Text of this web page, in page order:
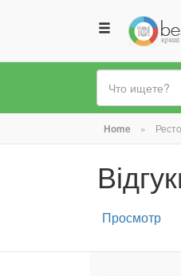
Вы
здесь
Home »
Главные
вкладки
Просмотр